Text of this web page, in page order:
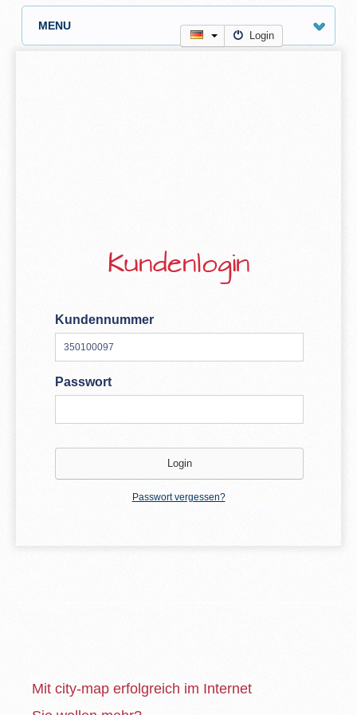
MENU
Login
Kundenlogin
Kundennummer
Passwort
Passwort vergessen?
Mit city-map erfolgreich im Internet